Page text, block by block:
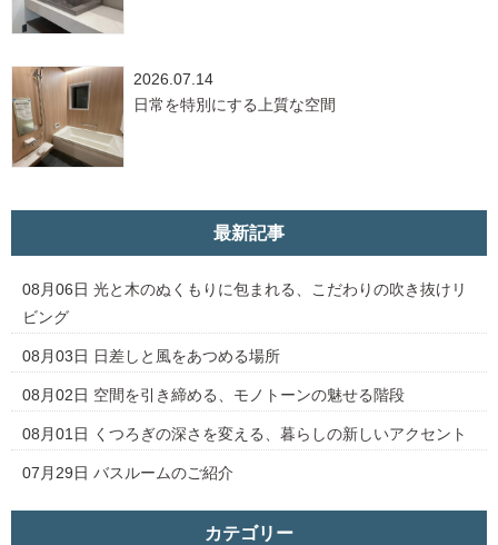
2026.07.14
日常を特別にする上質な空間
最新記事
08月06日 光と木のぬくもりに包まれる、こだわりの吹き抜けリ
ビング
08月03日 日差しと風をあつめる場所
08月02日 空間を引き締める、モノトーンの魅せる階段
08月01日 くつろぎの深さを変える、暮らしの新しいアクセント
07月29日 バスルームのご紹介
カテゴリー